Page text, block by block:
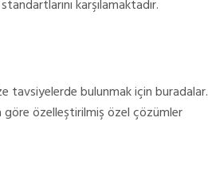
karşılamaktadır.
tavsiyelerde bulunmak için buradalar.
özelleştirilmiş özel çözümler